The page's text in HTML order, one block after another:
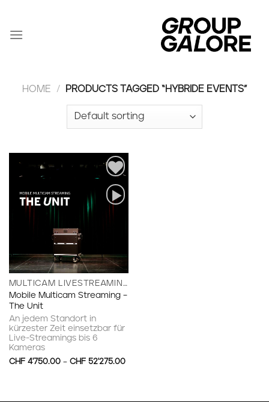
springen
HOME / PRODUCTS TAGGED “HYBRIDE EVENTS”
Add to
wishlist
MULTICAM LIVESTREAMING
Mobile Multicam Streaming –
The Unit
An jedem Standort in
kürzester Zeit einsetzbar für
Live-Streamings bis 6
Kameras
CHF4'750.00– CHF52'275.00